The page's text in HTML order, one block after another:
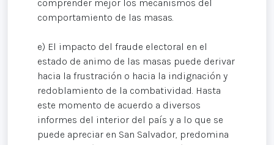
comprender mejor los mecanismos del
comportamiento de las masas.
e) El impacto del fraude electoral en el
estado de animo de las masas puede derivar
hacia la frustración o hacia la indignación y
redoblamiento de la combatividad. Hasta
este momento de acuerdo a diversos
informes del interior del país y a lo que se
puede apreciar en San Salvador, predomina